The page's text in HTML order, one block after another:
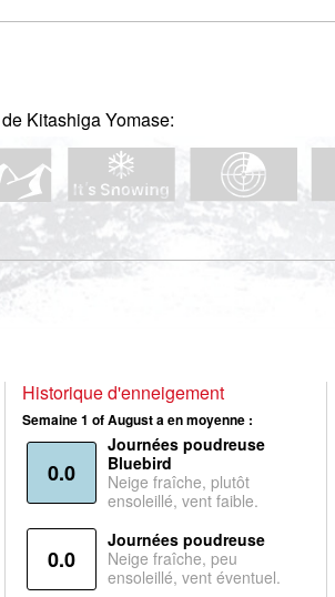
Kitashiga Yomase:
Historique d'enneigement
Semaine 1 of August a en moyenne :
0.0
Journées poudreuse
Bluebird
Neige fraîche, plutôt
ensoleillé, vent faible.
0.0
Journées poudreuse
Neige fraîche, peu
ensoleillé, vent éventuel.